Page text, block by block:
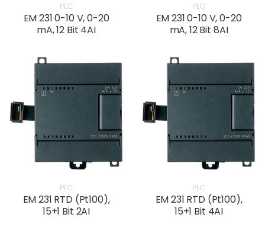
PLC
EM 231 0-10 V, 0-20
mA, 12 Bit 4AI
PLC
EM 231 0-10 V, 0-20
mA, 12 Bit 8AI
PLC
EM 231 RTD (Pt100),
15+1 Bit 2AI
PLC
EM 231 RTD (Pt100),
15+1 Bit 4AI